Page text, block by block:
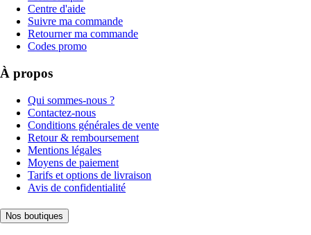
Centre d'aide
Suivre ma commande
Retourner ma commande
Codes promo
À propos
Qui sommes-nous ?
Contactez-nous
Conditions générales de vente
Retour & remboursement
Mentions légales
Moyens de paiement
Tarifs et options de livraison
Avis de confidentialité
Nos boutiques